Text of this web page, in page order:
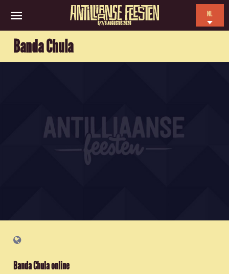
6/7/8 AUGUSTUS 2026
NL
Banda Chula
Banda Chulaonline